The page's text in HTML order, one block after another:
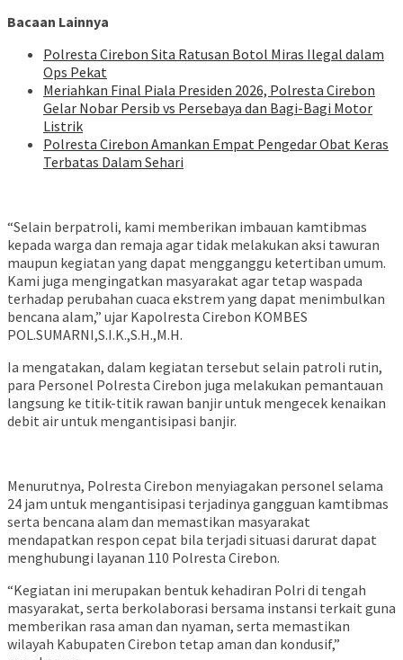
Bacaan Lainnya
Polresta Cirebon Sita Ratusan Botol Miras Ilegal dalam
Ops Pekat
Meriahkan Final Piala Presiden 2026, Polresta Cirebon
Gelar Nobar Persib vs Persebaya dan Bagi-Bagi Motor
Listrik
Polresta Cirebon Amankan Empat Pengedar Obat Keras
Terbatas Dalam Sehari
“Selain berpatroli, kami memberikan imbauan kamtibmas
kepada warga dan remaja agar tidak melakukan aksi tawuran
maupun kegiatan yang dapat mengganggu ketertiban umum.
Kami juga mengingatkan masyarakat agar tetap waspada
terhadap perubahan cuaca ekstrem yang dapat menimbulkan
bencana alam,” ujar Kapolresta Cirebon KOMBES
POL.SUMARNI,S.I.K.,S.H.,M.H.
Ia mengatakan, dalam kegiatan tersebut selain patroli rutin,
para Personel Polresta Cirebon juga melakukan pemantauan
langsung ke titik-titik rawan banjir untuk mengecek kenaikan
debit air untuk mengantisipasi banjir.
Menurutnya, Polresta Cirebon menyiagakan personel selama
24 jam untuk mengantisipasi terjadinya gangguan kamtibmas
serta bencana alam dan memastikan masyarakat
mendapatkan respon cepat bila terjadi situasi darurat dapat
menghubungi layanan 110 Polresta Cirebon.
“Kegiatan ini merupakan bentuk kehadiran Polri di tengah
masyarakat, serta berkolaborasi bersama instansi terkait guna
memberikan rasa aman dan nyaman, serta memastikan
wilayah Kabupaten Cirebon tetap aman dan kondusif,”